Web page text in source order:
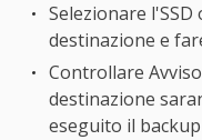
Selezionare l'SSD
destinazione e
Controllare
destinazione
eseguito il